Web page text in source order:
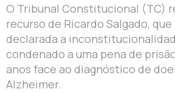
O Tribunal Constitucional (TC)
recurso de Ricardo Salgado,
declarada a
condenado a uma pena de
anos face ao diagnóstico de
Alzheimer.